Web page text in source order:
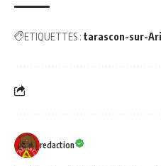
ETIQUETTES : tarascon-sur-
redaction